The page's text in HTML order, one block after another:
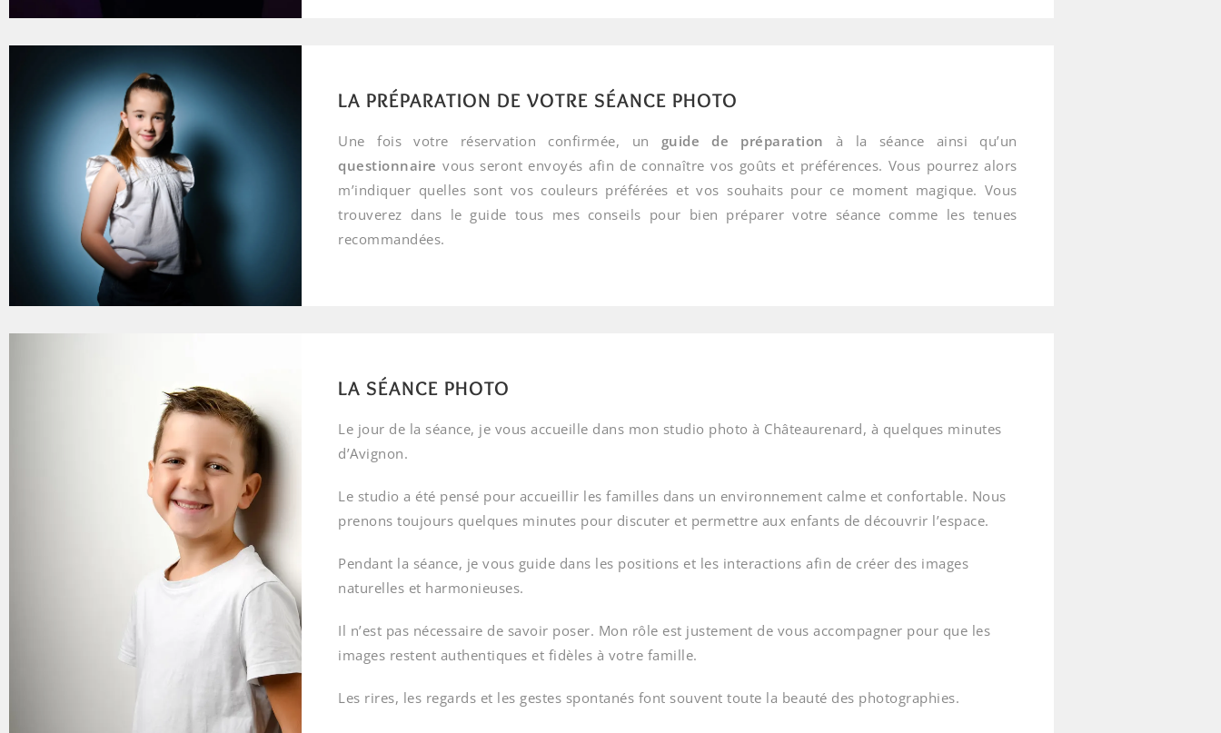
LA PRÉPARATION DE VOTRE SÉANCE PHOTO
Une fois votre réservation confirmée, un guide de préparation à la séance ainsi qu’un
questionnaire vous seront envoyés afin de connaître vos goûts et préférences. Vous pourrez alors
m’indiquer quelles sont vos couleurs préférées et vos souhaits pour ce moment magique. Vous
trouverez dans le guide tous mes conseils pour bien préparer votre séance comme les tenues
recommandées.
LA SÉANCE PHOTO
Le jour de la séance, je vous accueille dans mon studio photo à Châteaurenard, à quelques minutes
d’Avignon.
Le studio a été pensé pour accueillir les familles dans un environnement calme et confortable. Nous
prenons toujours quelques minutes pour discuter et permettre aux enfants de découvrir l’espace.
Pendant la séance, je vous guide dans les positions et les interactions afin de créer des images
naturelles et harmonieuses.
Il n’est pas nécessaire de savoir poser. Mon rôle est justement de vous accompagner pour que les
images restent authentiques et fidèles à votre famille.
Les rires, les regards et les gestes spontanés font souvent toute la beauté des photographies.